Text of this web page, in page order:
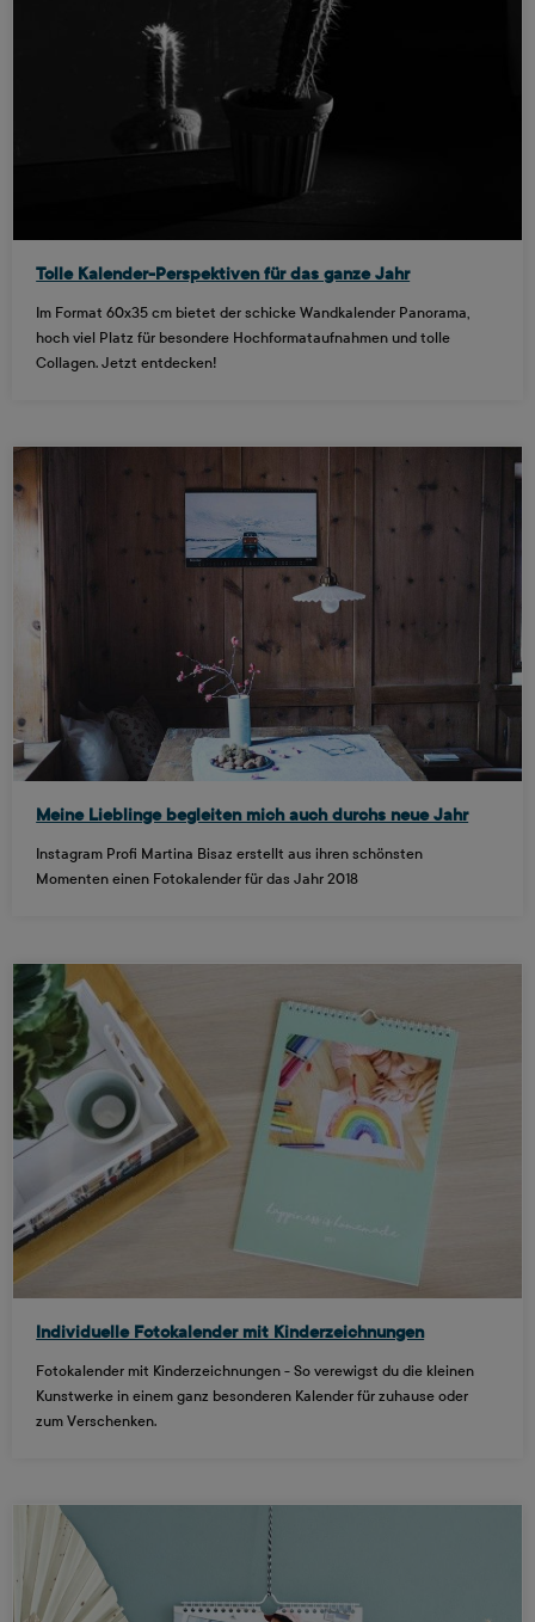
Tolle Kalender-Perspektiven für das ganze Jahr
Im Format 60x35 cm bietet der schicke Wandkalender Panorama,
hoch viel Platz für besondere Hochformataufnahmen und tolle
Collagen. Jetzt entdecken!
Meine Lieblinge begleiten mich auch durchs neue Jahr
Instagram Profi Martina Bisaz erstellt aus ihren schönsten
Momenten einen Fotokalender für das Jahr 2018
Individuelle Fotokalender mit Kinderzeichnungen
Fotokalender mit Kinderzeichnungen - So verewigst du die kleinen
Kunstwerke in einem ganz besonderen Kalender für zuhause oder
zum Verschenken.